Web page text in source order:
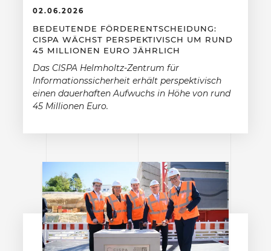
02.06.2026
BEDEUTENDE FÖRDERENTSCHEIDUNG:
CISPA WÄCHST PERSPEKTIVISCH UM RUND
45 MILLIONEN EURO JÄHRLICH
Das CISPA Helmholtz-Zentrum für
Informationssicherheit erhält perspektivisch
einen dauerhaften Aufwuchs in Höhe von rund
45 Millionen Euro.